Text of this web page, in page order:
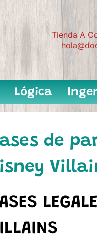
Tienda A
Lógica
de